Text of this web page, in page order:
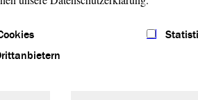
Sachsen-Anhalt hatte im Vorfeld
mittels sogenannter Fußfessel
ob die Maßnahme geeignet sei, da die
gefährdete Ort aufsuchen könnte.
Eingriff in die Lebensumstände der